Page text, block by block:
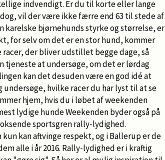
indvendigt. Er du til korte eller lange
vil der være ikke færre end 63 til stede af
karelske bjørnehunds styrke og størrelse, er
for selv om det er en stor hund, kommer
der bliver udstillet begge dage, så
tjeneste at undersøge, om det er lørdag
kan det desuden være en god idé at
undersøge, hvilke racer du har lyst til at se
hjem, hvis du i løbet af weekenden
lydige hunde Weekenden byder også på
sportsgren rally-lydighed.
kan aftvinge respekt, og i Ballerup er de
alle i år 2016. Rally-lydighed er i kraftig